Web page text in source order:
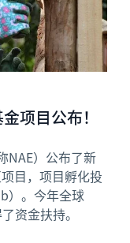
项目公布！
NAE）公布了新
目，项目孵化投
）。今年全球
资金扶持。